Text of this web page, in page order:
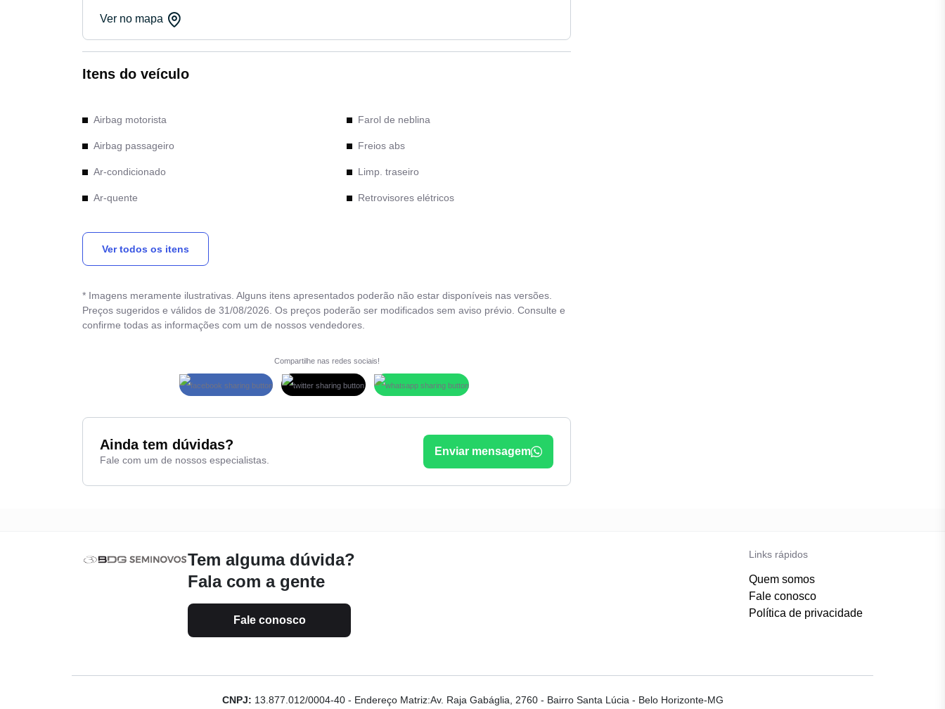
Ver no mapa
Itens do veículo
Airbag motorista
Airbag passageiro
Ar-condicionado
Ar-quente
Câmbio automático
Desemb. traseiro
Direção hidráulica
Farol de neblina
Freios abs
Limp. traseiro
Retrovisores elétricos
Vidros elétricos traseiros
Volante com regulagem de altura
Ver todos os itens
* Imagens meramente ilustrativas. Alguns itens apresentados poderão não estar disponíveis nas versões.
Preços sugeridos e válidos de 31/08/2026. Os preços poderão ser modificados sem aviso prévio. Consulte e
confirme todas as informações com um de nossos vendedores.
Compartilhe nas redes sociais!
Ainda tem dúvidas?
Fale com um de nossos especialistas.
Enviar mensagem
Tem alguma dúvida?
Fala com a gente
Fale conosco
Links rápidos
Quem somos
Fale conosco
Política de privacidade
CNPJ: 13.877.012/0004-40 - Endereço Matriz:Av. Raja Gabáglia, 2760 - Bairro Santa Lúcia - Belo Horizonte-MG